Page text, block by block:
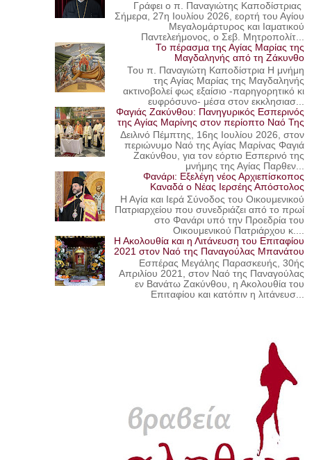
Γράφει ο π. Παναγιώτης Καποδίστριας
Σήμερα, 27η Ιουλίου 2026, εορτή του Αγίου
Μεγαλομάρτυρος και Ιαματικού
Παντελεήμονος, ο Σεβ. Μητροπολίτ...
Το πέρασμα της Αγίας Μαρίας της
Μαγδαληνής από τη Ζάκυνθο
Του π. Παναγιώτη Καποδίστρια Η μνήμη
της Αγίας Μαρίας της Μαγδαληνής
ακτινοβολεί φως εξαίσιο -παρηγορητικό κι
ευφρόσυνο- μέσα στον εκκλησιασ...
Φαγιάς Ζακύνθου: Πανηγυρικός Εσπερινός
της Αγίας Μαρίνης στον περίοπτο Ναό Της
Δειλινό Πέμπτης, 16ης Ιουλίου 2026, στον
περιώνυμο Ναό της Αγίας Μαρίνας Φαγιά
Ζακύνθου, για τον εόρτιο Εσπερινό της
μνήμης της Αγίας Παρθεν...
Φανάρι: Εξελέγη νέος Αρχιεπίσκοπος
Καναδά ο Νέας Ιερσέης Απόστολος
Η Αγία και Ιερά Σύνοδος του Οικουμενικού
Πατριαρχείου που συνεδριάζει από το πρωί
στο Φανάρι υπό την Προεδρία του
Οικουμενικού Πατριάρχου κ....
Η Ακολουθία και η Λιτάνευση του Επιταφίου
2021 στον Ναό της Παναγούλας Μπανάτου
Εσπέρας Μεγάλης Παρασκευής, 30ής
Απριλίου 2021, στον Ναό της Παναγούλας
εν Βανάτω Ζακύνθου, η Ακολουθία του
Επιταφίου και κατόπιν η λιτάνευσ...